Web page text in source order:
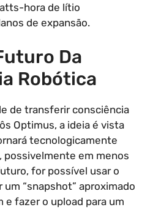
hora de lítio
de expansão.
Da
Robótica
de transferir consciência
Optimus, a ideia é vista
tecnologicamente
possivelmente em menos
for possível usar o
um “snapshot” aproximado
e fazer o upload para um